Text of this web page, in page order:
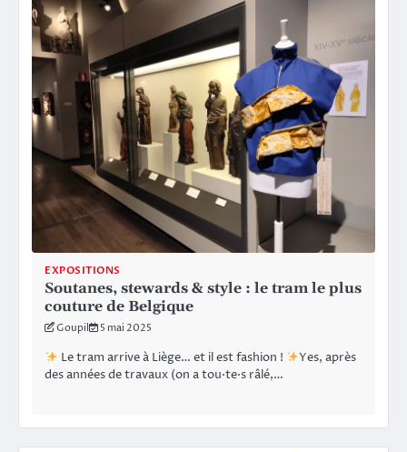
EXPOSITIONS
Soutanes, stewards & style : le tram le plus
couture de Belgique
Goupil 5 mai 2025
Le tram arrive à Liège… et il est fashion !
Yes, après
des années de travaux (on a tou·te·s râlé,…